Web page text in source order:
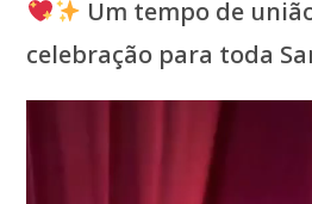
Um tempo de
celebração para toda